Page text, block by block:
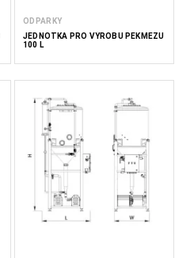
ODPARKY
JEDNOTKA PRO VÝROBU PEKMEZU
100 L